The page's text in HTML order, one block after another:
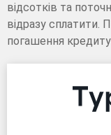
відсотків та
відразу сплатити.
погашення